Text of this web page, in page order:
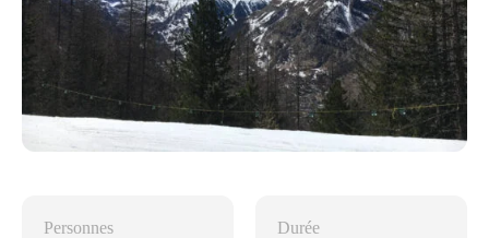
Personnes Durée